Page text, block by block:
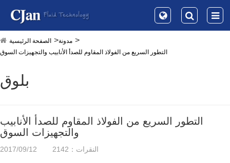
الصفحة الرئيسية
مدونة
التطور السريع من الفولاذ المقاوم للصدأ الأنابيب والتجهيزات السوق
بلوق
التطور السريع من الفولاذ المقاوم للصدأ الأنابيب
والتجهيزات السوق
2017/09/12 النقرات：2142